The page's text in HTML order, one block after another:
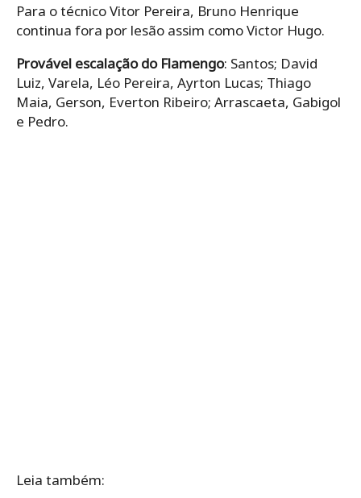
Para o técnico Vitor Pereira, Bruno Henrique
continua fora por lesão assim como Victor Hugo.
Provável escalação do Flamengo: Santos; David
Luiz, Varela, Léo Pereira, Ayrton Lucas; Thiago
Maia, Gerson, Everton Ribeiro; Arrascaeta, Gabigol
e Pedro.
Leia também: